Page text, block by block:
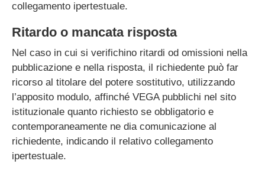
collegamento ipertestuale.
Ritardo o mancata risposta
Nel caso in cui si verifichino ritardi od omissioni nella
pubblicazione e nella risposta, il richiedente può far
ricorso al titolare del potere sostitutivo, utilizzando
l’apposito modulo, affinché VEGA pubblichi nel sito
istituzionale quanto richiesto se obbligatorio e
contemporaneamente ne dia comunicazione al
richiedente, indicando il relativo collegamento
ipertestuale.